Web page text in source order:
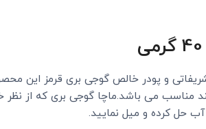
و پودر خالص گوجی بری قرمز این
مناسب می باشد.ماچا گوجی بری که از